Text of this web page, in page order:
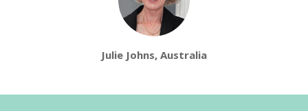
Julie Johns, Australia